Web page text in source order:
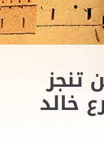
تنجز
خالد